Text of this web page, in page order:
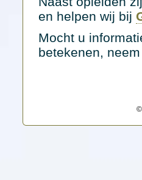
en helpen wij bij
Mocht u
betekenen,
©